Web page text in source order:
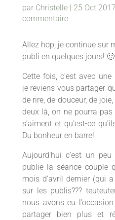
par Christelle| 25 Oct 2017
commentaire
Allez hop, je continue sur
publi en quelques jours! 🙂
Cette fois, c’est avec
je reviens vous partager
de rire, de douceur, de
deux là, on ne pourra
s’aiment et qu’est-ce
Du bonheur en barre!
Aujourd’hui c’est un
publie la séance couple
mois d’avril dernier (qui
sur les publis???
nous avons eu
partager bien plus et